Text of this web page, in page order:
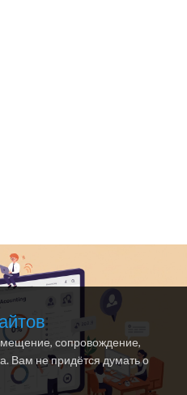
сопровождение,
Вам не придётся думать о